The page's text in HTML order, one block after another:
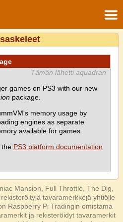
Tämän lähetti aquadran
games on PS3 with our new
package.
memory usage by
engines as separate
available for games.
the PS3 platform documentation
Mansion, Full Throttle, The Dig,
tavaramerkkejä yhtiölle
Raspberry Pi Tradingin omistama
ja rekisteröidyt tavaramerkit